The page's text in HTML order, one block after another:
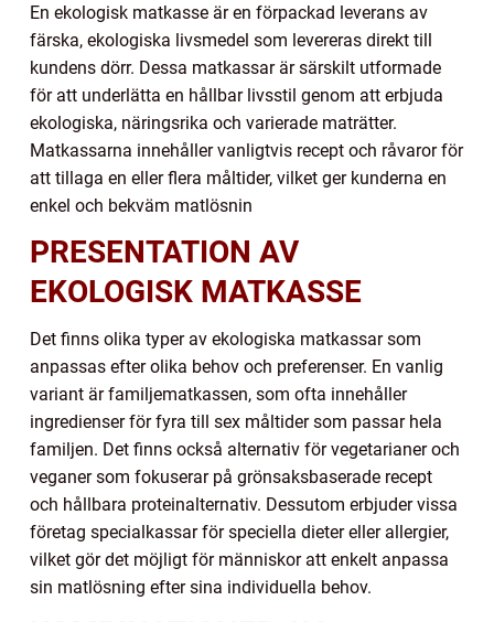
En ekologisk matkasse är en förpackad leverans av
färska, ekologiska livsmedel som levereras direkt till
kundens dörr. Dessa matkassar är särskilt utformade
för att underlätta en hållbar livsstil genom att erbjuda
ekologiska, näringsrika och varierade maträtter.
Matkassarna innehåller vanligtvis recept och råvaror för
att tillaga en eller flera måltider, vilket ger kunderna en
enkel och bekväm matlösnin
PRESENTATION AV
EKOLOGISK MATKASSE
Det finns olika typer av ekologiska matkassar som
anpassas efter olika behov och preferenser. En vanlig
variant är familjematkassen, som ofta innehåller
ingredienser för fyra till sex måltider som passar hela
familjen. Det finns också alternativ för vegetarianer och
veganer som fokuserar på grönsaksbaserade recept
och hållbara proteinalternativ. Dessutom erbjuder vissa
företag specialkassar för speciella dieter eller allergier,
vilket gör det möjligt för människor att enkelt anpassa
sin matlösning efter sina individuella behov.